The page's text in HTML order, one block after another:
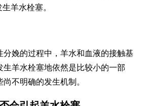
羊水栓塞。
分娩的过程中，羊水和血液的接触基
生羊水栓塞地依然是比较小的一部
不明确的发生机制。